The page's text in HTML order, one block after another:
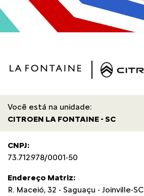
Você está na unidade:
CITROEN LA FONTAINE - SC
CNPJ:
73.712.978/0001-50
Endereço Matriz:
R. Maceió, 32 - Saguaçu - Joinville-SC